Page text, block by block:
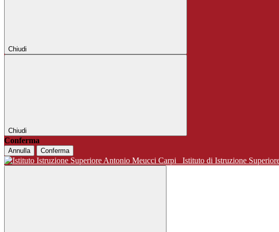
Chiudi
Chiudi
Conferma
Annulla Conferma
Istituto di Istruzione